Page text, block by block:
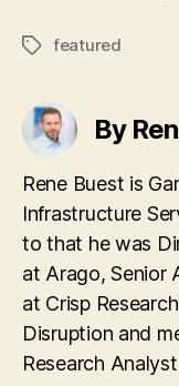
Tagsfeatured
By
Rene Buest is
Infrastructure
to that he was
at Arago, Senior
at Crisp
Disruption and
Research